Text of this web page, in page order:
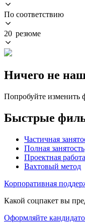
По соответствию
20 резюме
Ничего не
Попробуйте изменить
Быстрые
Частичная
Полная занятость
Проектная работа
Вахтовый метод
Корпоративная
Какой соцпакет вы
Оформляйте